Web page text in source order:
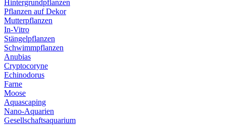
Hintergrundpflanzen
Pflanzen auf Dekor
Mutterpflanzen
In-Vitro
Stängelpflanzen
Schwimmpflanzen
Anubias
Cryptocoryne
Echinodorus
Farne
Moose
Aquascaping
Nano-Aquarien
Gesellschaftsaquarium